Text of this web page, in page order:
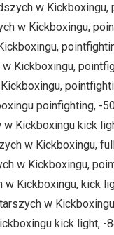
w Kickboxingu,
w Kickboxingu,
Kickboxingu,
poinfighting, -
Kickboxingu kick
w Kickboxingu,
w Kickboxingu,
Kickboxingu, kick
w
kick light, -